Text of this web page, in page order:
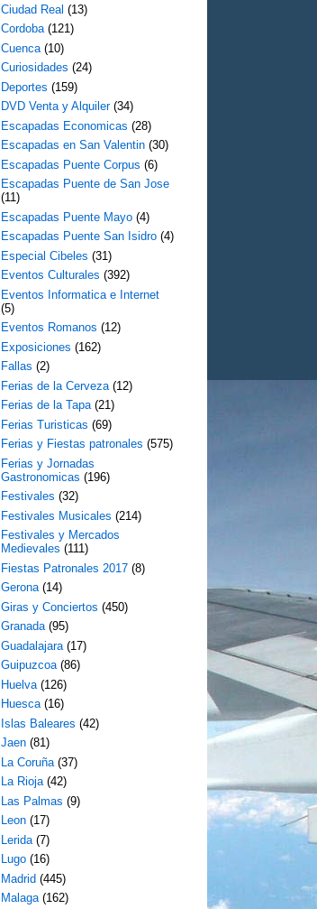
Ciudad Real (13)
Cordoba (121)
Cuenca (10)
Curiosidades (24)
Deportes (159)
DVD Venta y Alquiler (34)
Escapadas Economicas (28)
Escapadas en San Valentin (30)
Escapadas Puente Corpus (6)
Escapadas Puente de San Jose
(11)
Escapadas Puente Mayo (4)
Escapadas Puente San Isidro (4)
Especial Cibeles (31)
Eventos Culturales (392)
Eventos Informatica e Internet
(5)
Eventos Romanos (12)
Exposiciones (162)
Fallas (2)
Ferias de la Cerveza (12)
Ferias de la Tapa (21)
Ferias Turisticas (69)
Ferias y Fiestas patronales (575)
Ferias y Jornadas
Gastronomicas (196)
Festivales (32)
Festivales Musicales (214)
Festivales y Mercados
Medievales (111)
Fiestas Patronales 2017 (8)
Gerona (14)
Giras y Conciertos (450)
Granada (95)
Guadalajara (17)
Guipuzcoa (86)
Huelva (126)
Huesca (16)
Islas Baleares (42)
Jaen (81)
La Coruña (37)
La Rioja (42)
Las Palmas (9)
Leon (17)
Lerida (7)
Lugo (16)
Madrid (445)
Malaga (162)